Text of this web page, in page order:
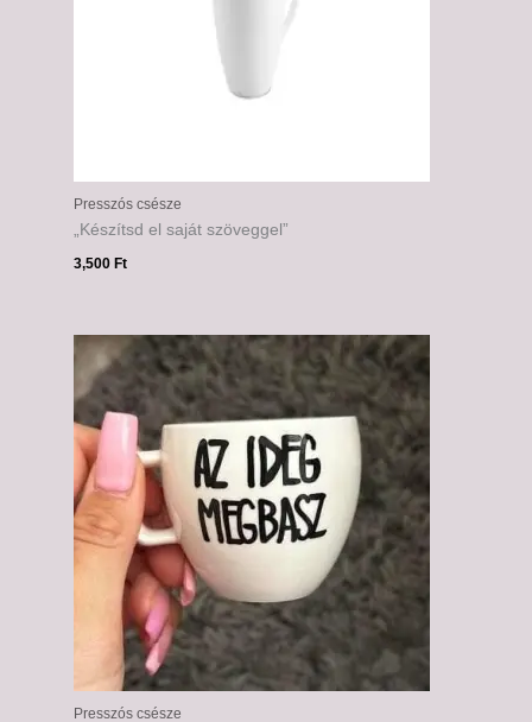
Presszós csésze
„Készítsd el saját szöveggel”
3,500Ft
Presszós csésze